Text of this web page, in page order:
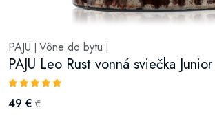
PAJU Vône do bytu
PAJU Leo Rust vonná sviečka
49 € €